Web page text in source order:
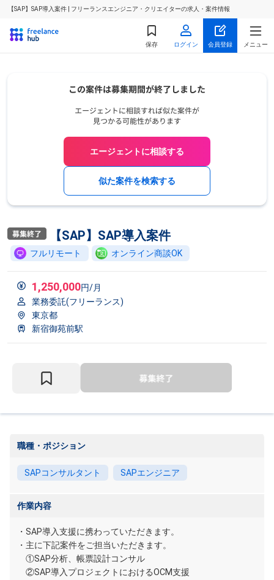
【SAP】SAP導入案件 | フリーランスエンジニア・クリエイターの求人・案件情報
保存 ログイン 会員登録 メニュー
エージェントに相談する
似た案件を検索する
【SAP】SAP導入案件
フルリモート オンライン商談OK
1,250,000円/月
業務委託(フリーランス)
東京都
新宿御苑前駅
職種・ポジション
SAPコンサルタント SAPエンジニア
作業内容
・SAP導入支援に携わっていただきます。
・主に下記案件をご担当いただきます。
①SAP分析、帳票設計コンサル
②SAP導入プロジェクトにおけるOCM支援